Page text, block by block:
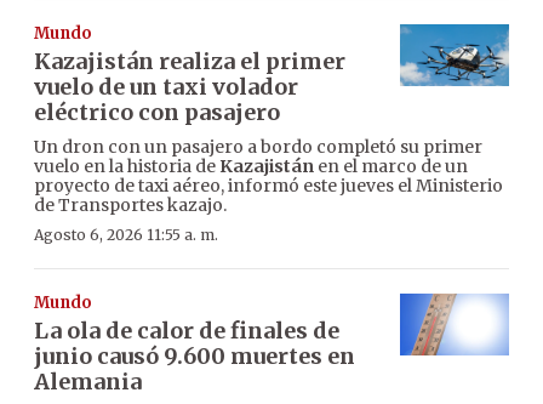
Mundo
Kazajistán realiza el primer
vuelo de un taxi volador
eléctrico con pasajero
Un dron con un pasajero a bordo completó su primer
vuelo en la historia de Kazajistán en el marco de un
proyecto de taxi aéreo, informó este jueves el Ministerio
de Transportes kazajo.
Agosto 6, 2026 11:55 a. m.
Mundo
La ola de calor de finales de
junio causó 9.600 muertes en
Alemania